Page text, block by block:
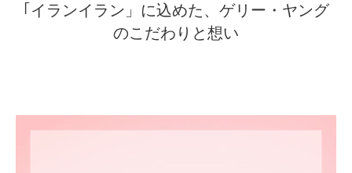
｢イランイラン」に込めた、ゲリー・ヤング
のこだわりと想い